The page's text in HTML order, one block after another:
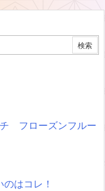
フローズンフルー
はコレ！